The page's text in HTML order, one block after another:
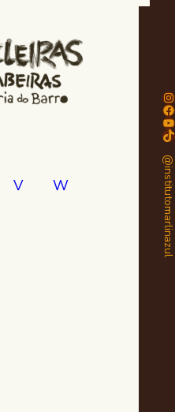
V W
Instagram
Facebook
Youtube
TikTok
@institutomarlinazul